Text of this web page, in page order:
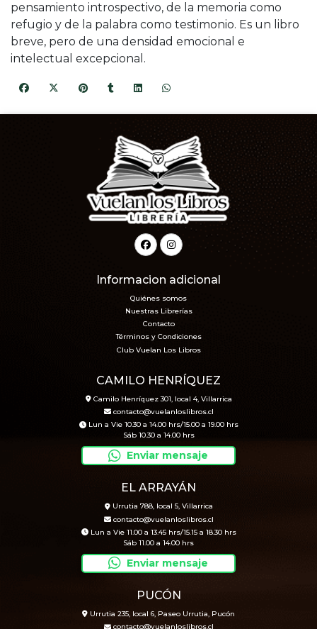
pensamiento introspectivo, de la memoria como
refugio y de la palabra como testimonio. Es un libro
breve, pero de una densidad emocional e
intelectual excepcional.
Informacion adicional
Quiénes somos
Nuestras Librerías
Contacto
Términos y Condiciones
Club Vuelan Los Libros
CAMILO HENRÍQUEZ
Camilo Henríquez 301, local 4, Villarrica
contacto@vuelanloslibros.cl
Lun a Vie 10.30 a 14.00 hrs/15.00 a 19.00 hrs
Sáb 10.30 a 14.00 hrs
Enviar mensaje
EL ARRAYÁN
Urrutia 788, local 5, Villarrica
contacto@vuelanloslibros.cl
Lun a Vie 11.00 a 13.45 hrs/15.15 a 18.30 hrs
Sáb 11.00 a 14.00 hrs
Enviar mensaje
PUCÓN
Urrutia 235, local 6, Paseo Urrutia, Pucón
contacto@vuelanloslibros.cl